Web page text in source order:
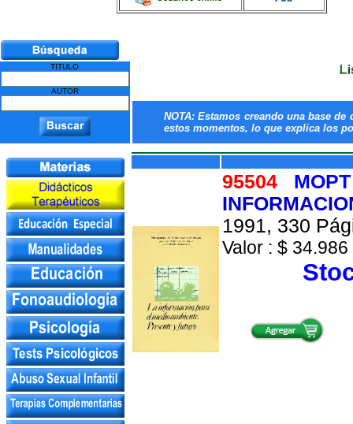
TITULO
AUTOR
NOTA: Estamos creando una base
estos momentos, lo que explica los
95504 MOPT
1991, 330
Valor : $